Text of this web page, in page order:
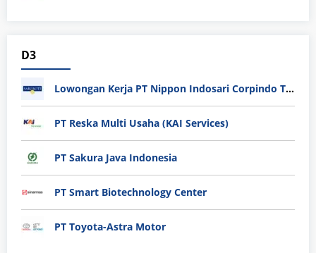
D3
Lowongan Kerja PT Nippon Indosari Corpindo Tbk. Bulan Agustus 2026
PT Reska Multi Usaha (KAI Services)
PT Sakura Java Indonesia
PT Smart Biotechnology Center
PT Toyota-Astra Motor